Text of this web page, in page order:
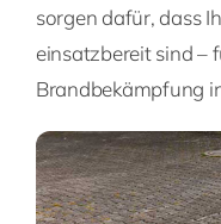
sorgen dafür, dass
einsatzbereit sind –
Brandbekämpfung